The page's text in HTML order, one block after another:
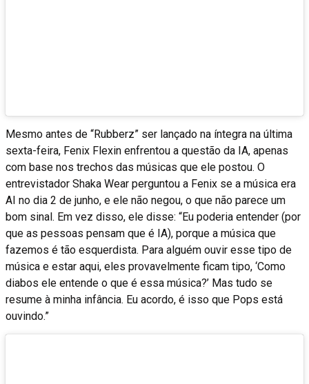
Mesmo antes de “Rubberz” ser lançado na íntegra na última
sexta-feira, Fenix ​​​​Flexin enfrentou a questão da IA, apenas
com base nos trechos das músicas que ele postou. O
entrevistador Shaka Wear perguntou a Fenix ​​se a música era
AI no dia 2 de junho, e ele não negou, o que não parece um
bom sinal. Em vez disso, ele disse: “Eu poderia entender (por
que as pessoas pensam que é IA), porque a música que
fazemos é tão esquerdista. Para alguém ouvir esse tipo de
música e estar aqui, eles provavelmente ficam tipo, ‘Como
diabos ele entende o que é essa música?’ Mas tudo se
resume à minha infância. Eu acordo, é isso que Pops está
ouvindo.”